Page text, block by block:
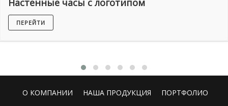
Настенные часы с логотипом
ПЕРЕЙТИ
О КОМПАНИИ НАША ПРОДУКЦИЯ ПОРТФОЛИО